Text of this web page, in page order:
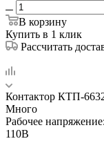
В корзину
Купить в 1 клик
Рассчитать
Контактор КТП-
Много
Рабочее напряжение:
110В